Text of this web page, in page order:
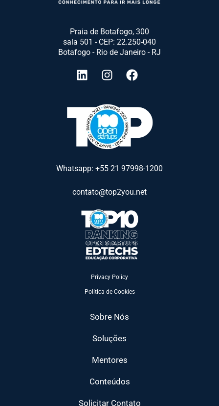
Praia de Botafogo, 300
sala 501 - CEP: 22.250-040
Botafogo - Rio de Janeiro - RJ
Whatsapp: +55 21 97998-1200
contato@top2you.net
Privacy Policy
Política de Cookies
Sobre Nós
Soluções
Mentores
Conteúdos
Solicitar Contato